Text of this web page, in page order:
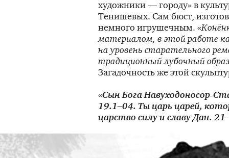
художники — городу» в
Тенишевых. Сам бюст,
немного игрушечным. «
материалом, в этой работе
на уровень старательного
традиционный лубочный
Загадочность же этой
«Сын БогаНавуходоносор-
19.1–04. Ты царь царей,
царство силу и славу Дан.